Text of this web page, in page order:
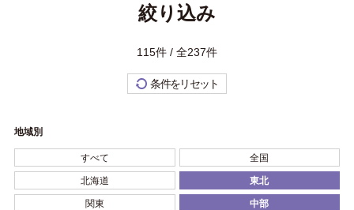
絞り込み
115件 / 全237件
条件をリセット
地域別
すべて 全国
北海道 東北
関東 中部